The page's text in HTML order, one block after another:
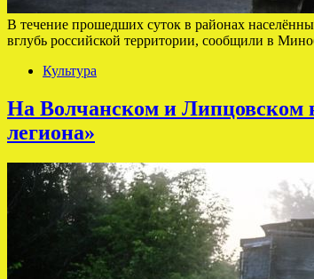
В течение прошедших суток в районах
вглубь российской территории, сообщили в
Культура
На Волчанском и Липцовском
легиона»